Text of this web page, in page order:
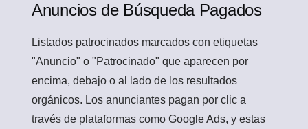
Anuncios de Búsqueda Pagados
Listados patrocinados marcados con etiquetas
"Anuncio" o "Patrocinado" que aparecen por
encima, debajo o al lado de los resultados
orgánicos. Los anunciantes pagan por clic a
través de plataformas como Google Ads, y estas